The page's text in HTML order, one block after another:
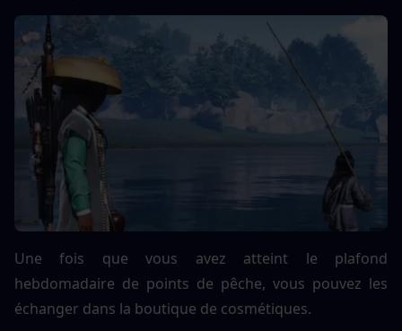
Une fois que vous avez atteint le plafond
hebdomadaire de points de pêche, vous pouvez les
échanger dans la boutique de cosmétiques.